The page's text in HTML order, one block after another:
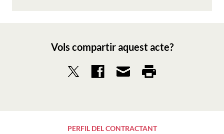
Vols compartir aquest acte?
PERFIL DEL CONTRACTANT